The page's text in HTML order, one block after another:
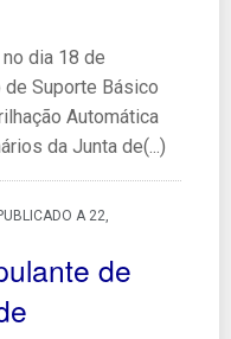
dia 18 de
de Suporte Básico
Automática
da Junta de(...)
A 22,
de